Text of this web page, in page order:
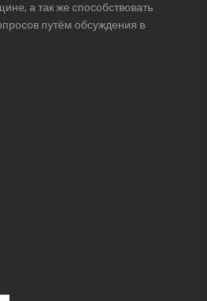
а так же способствовать
путём обсуждения в